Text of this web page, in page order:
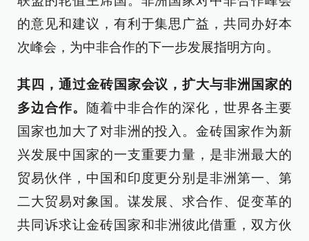
的意见和建议，有利于集思广益，共同办好本
次峰会，为中非合作的下一步发展指明方向。
其四，通过金砖国家会议，扩大与非洲国家的
多边合作。
随着中非合作的深化，世界各主要
国家也加大了对非洲的投入。金砖国家作为新
兴发展中国家的一支重要力量，是非洲最大的
贸易伙伴，中国和印度更分别是非洲第一、第
二大贸易对象国。谋发展、求合作、促变革的
共同诉求让金砖国家和非洲彼此借重，双方伙